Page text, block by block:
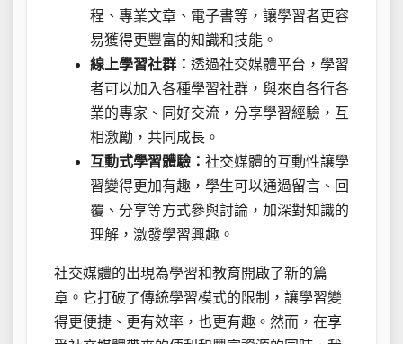
程、專業文章、電子書等，讓學習者更容
易獲得更豐富的知識和技能。
線上學習社群： 透過社交媒體平台，學習
者可以加入各種學習社群，與來自各行各
業的專家、同好交流，分享學習經驗，互
相激勵，共同成長。
互動式學習體驗： 社交媒體的互動性讓學
習變得更加有趣，學生可以通過留言、回
覆、分享等方式參與討論，加深對知識的
理解，激發學習興趣。
社交媒體的出現為學習和教育開啟了新的篇
章。它打破了傳統學習模式的限制，讓學習變
得更便捷、更有效率，也更有趣。然而，在享